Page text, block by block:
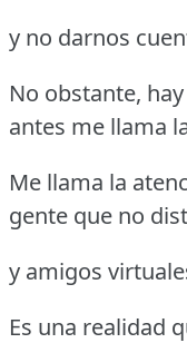
y no darnos
No obstante,
antes me llama
Me llama la
gente que no
y amigos
Es una realidad